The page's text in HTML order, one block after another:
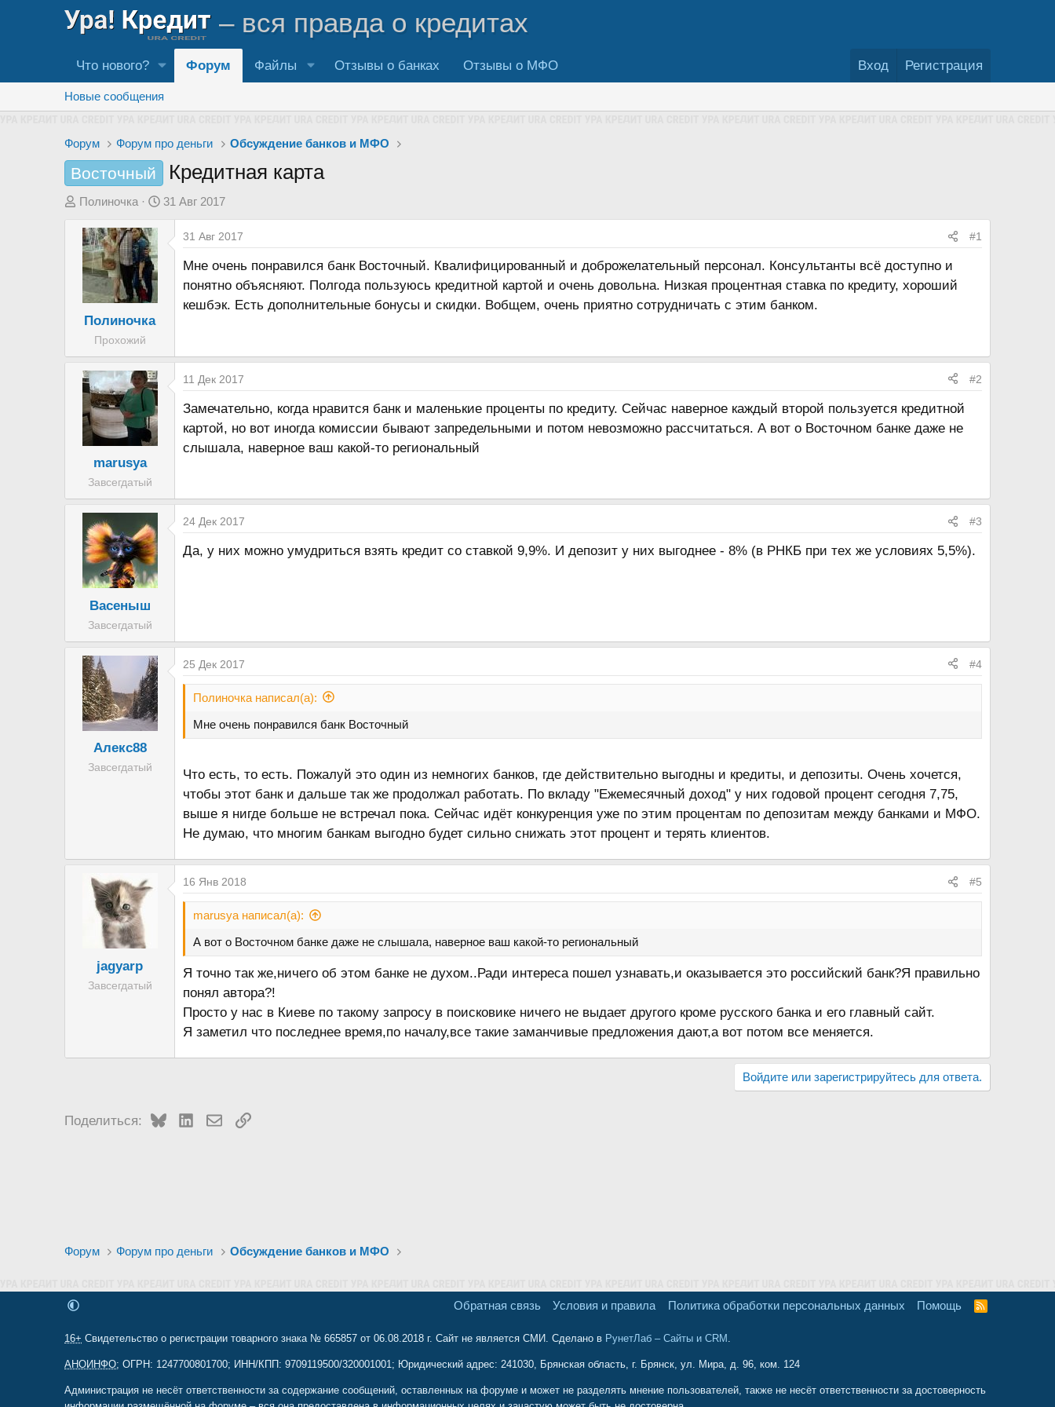
– вся правда о кредитах
Что нового? Форум Файлы Отзывы о банках Отзывы о МФО Вход Регистрация
Новые сообщения
Форум Форум про деньги Обсуждение банков и МФО
Восточный Кредитная карта
А
т
о
р
т
Полиночка
Д
31 Авг 2017
Полиночка
Прохожий
31 Авг 2017 #1
Мне очень понравился банк Восточный. Квалифицированный и доброжелательный персонал. Консультанты всё доступно и
понятно объясняют. Полгода пользуюсь кредитной картой и очень довольна. Низкая процентная ставка по кредиту, хороший
кешбэк. Есть дополнительные бонусы и скидки. Вобщем, очень приятно сотрудничать с этим банком.
marusya
Завсегдатый
11 Дек 2017 #2
Замечательно, когда нравится банк и маленькие проценты по кредиту. Сейчас наверное каждый второй пользуется кредитной
картой, но вот иногда комиссии бывают запредельными и потом невозможно рассчитаться. А вот о Восточном банке даже не
слышала, наверное ваш какой-то региональный
Васеныш
Завсегдатый
24 Дек 2017 #3
Да, у них можно умудриться взять кредит со ставкой 9,9%. И депозит у них выгоднее - 8% (в РНКБ при тех же условиях 5,5%).
Алекс88
Завсегдатый
25 Дек 2017 #4
Полиночка написал(а):
Мне очень понравился банк Восточный
Что есть, то есть. Пожалуй это один из немногих банков, где действительно выгодны и кредиты, и депозиты. Очень хочется,
чтобы этот банк и дальше так же продолжал работать. По вкладу "Ежемесячный доход" у них годовой процент сегодня 7,75,
выше я нигде больше не встречал пока. Сейчас идёт конкуренция уже по этим процентам по депозитам между банками и МФО.
Не думаю, что многим банкам выгодно будет сильно снижать этот процент и терять клиентов.
jagyarp
Завсегдатый
16 Янв 2018 #5
marusya написал(а):
А вот о Восточном банке даже не слышала, наверное ваш какой-то региональный
Я точно так же,ничего об этом банке не духом..Ради интереса пошел узнавать,и оказывается это российский банк?Я правильно
понял автора?!
Просто у нас в Киеве по такому запросу в поисковике ничего не выдает другого кроме русского банка и его главный сайт.
Я заметил что последнее время,по началу,все такие заманчивые предложения дают,а вот потом все меняется.
Войдите или зарегистрируйтесь для ответа.
Поделиться: BlueskyLinkedInЭлектронная почта
Ссылка
Форум Форум про деньги Обсуждение банков и МФО
Обратная связь Условия и правила Политика обработки персональных данных Помощь
16+ Свидетельство о регистрации товарного знака № 665857 от 06.08.2018 г. Сайт не является СМИ. Сделано в РунетЛаб – Сайты и CRM .
АНОИНФО; ОГРН: 1247700801700; ИНН/КПП: 9709119500/320001001; Юридический адрес: 241030, Брянская область, г. Брянск, ул. Мира, д. 96, ком. 124
Администрация не несёт ответственности за содержание сообщений, оставленных на форуме и может не разделять мнение пользователей, также не несёт ответственности за достоверность